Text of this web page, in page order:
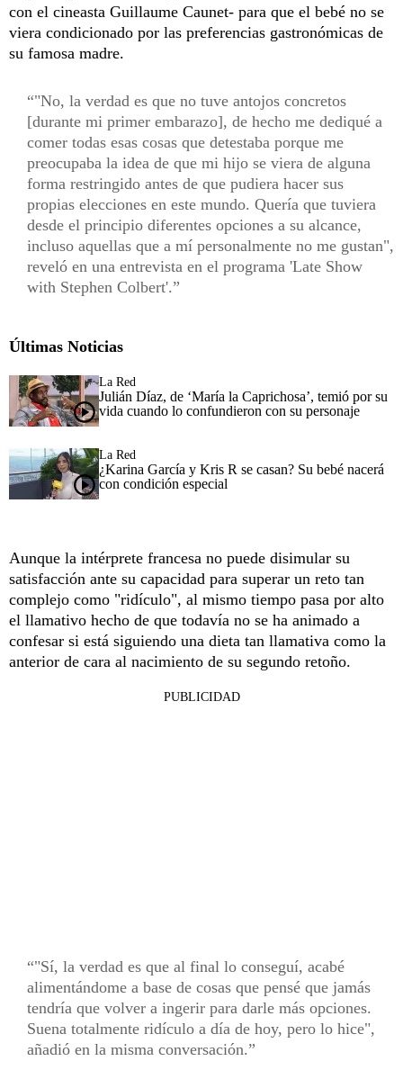
con el cineasta Guillaume Caunet- para que el bebé no se
viera condicionado por las preferencias gastronómicas de
su famosa madre.
"No, la verdad es que no tuve antojos concretos
[durante mi primer embarazo], de hecho me dediqué a
comer todas esas cosas que detestaba porque me
preocupaba la idea de que mi hijo se viera de alguna
forma restringido antes de que pudiera hacer sus
propias elecciones en este mundo. Quería que tuviera
desde el principio diferentes opciones a su alcance,
incluso aquellas que a mí personalmente no me gustan",
reveló en una entrevista en el programa 'Late Show
with Stephen Colbert'.
Últimas Noticias
La Red
Julián Díaz, de ‘María la Caprichosa’, temió por su
vida cuando lo confundieron con su personaje
La Red
¿Karina García y Kris R se casan? Su bebé nacerá
con condición especial
Aunque la intérprete francesa no puede disimular su
satisfacción ante su capacidad para superar un reto tan
complejo como "ridículo", al mismo tiempo pasa por alto
el llamativo hecho de que todavía no se ha animado a
confesar si está siguiendo una dieta tan llamativa como la
anterior de cara al nacimiento de su segundo retoño.
PUBLICIDAD
"Sí, la verdad es que al final lo conseguí, acabé
alimentándome a base de cosas que pensé que jamás
tendría que volver a ingerir para darle más opciones.
Suena totalmente ridículo a día de hoy, pero lo hice",
añadió en la misma conversación.